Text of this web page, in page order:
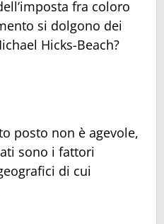
fra coloro
si dolgono dei
Hicks-Beach?
posto non è agevole,
sono i fattori
di cui